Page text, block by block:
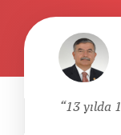
13 yılda